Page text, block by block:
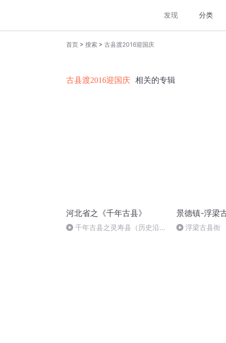
发现 分类
首页 > 搜索 > 古县渡2016迎国庆
古县渡2016迎国庆 相关的专辑
河北省之《千年古县》
千年古县之灵寿县（历史沿
景德镇-浮梁
浮梁古县衙